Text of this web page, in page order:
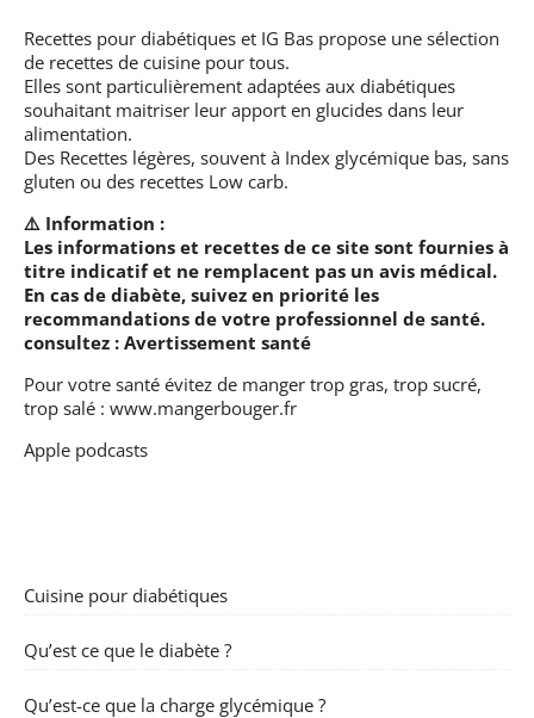
Recettes pour diabétiques et IG Bas propose une sélection
de recettes de cuisine pour tous.
Elles sont particulièrement adaptées aux diabétiques
souhaitant maitriser leur apport en glucides dans leur
alimentation.
Des Recettes légères, souvent à Index glycémique bas, sans
gluten ou des recettes Low carb.
⚠️ Information :
Les informations et recettes de ce site sont fournies à
titre indicatif et ne remplacent pas un avis médical.
En cas de diabète, suivez en priorité les
recommandations de votre professionnel de santé.
consultez : Avertissement santé
Pour votre santé évitez de manger trop gras, trop sucré,
trop salé : www.mangerbouger.fr
Apple podcasts
Cuisine pour diabétiques
Qu’est ce que le diabète ?
Qu’est-ce que la charge glycémique ?